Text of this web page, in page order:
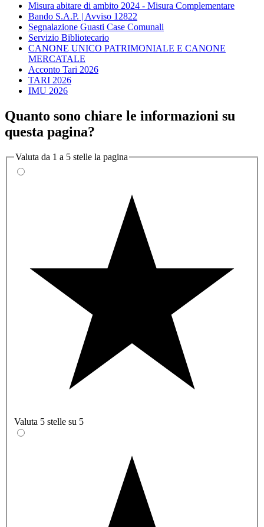
Misura abitare di ambito 2024 - Misura Complementare
Bando S.A.P. | Avviso 12822
Segnalazione Guasti Case Comunali
Servizio Bibliotecario
CANONE UNICO PATRIMONIALE E CANONE
MERCATALE
Acconto Tari 2026
TARI 2026
IMU 2026
Quanto sono chiare le informazioni su
questa pagina?
Valuta da 1 a 5 stelle la pagina
Valuta 5 stelle su 5